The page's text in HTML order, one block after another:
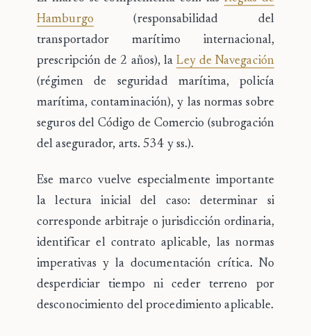
Hamburgo (responsabilidad del
transportador marítimo internacional,
prescripción de 2 años), laLey de Navegación
(régimen de seguridad marítima, policía
marítima, contaminación), y las normas sobre
seguros del Código de Comercio (subrogación
del asegurador, arts. 534 y ss.).
Ese marco vuelve especialmente importante
lalectura inicial del caso: determinar si
corresponde arbitraje o jurisdicción ordinaria,
identificar el contrato aplicable, las normas
imperativas y la documentación crítica. No
desperdiciar tiempo ni ceder terreno por
desconocimiento del procedimiento aplicable.